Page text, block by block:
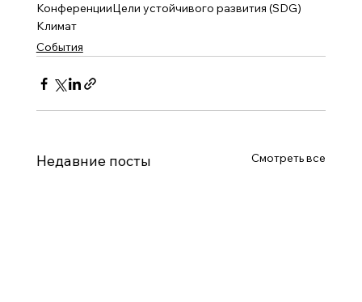
КонференцииЦели устойчивого развития (SDG)
Климат
События
Недавние посты Смотреть все